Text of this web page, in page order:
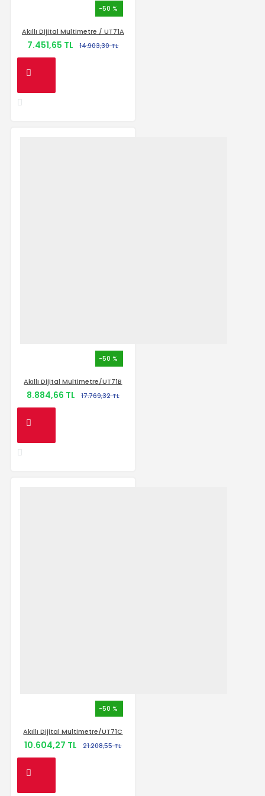
-50 %
Akıllı Dijital Multimetre / UT71A
7.451,65 TL 14.903,30 TL
-50 %
Akıllı Dijital Multimetre/UT71B
8.884,66 TL 17.769,32 TL
-50 %
Akıllı Dijital Multimetre/UT71C
10.604,27 TL 21.208,55 TL